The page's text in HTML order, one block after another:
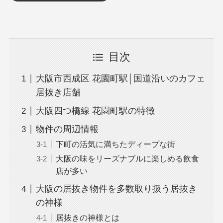
目次
大阪市西成区 花園町駅│国道沿いのカフェ
居抜き店舗
大阪四つ橋線 花園町駅の特徴
物件の周辺情報
下町の活気に満ちたディープな街
大阪の味をリーズナブルに楽しめる飲食
店が多い
大阪の居抜き物件を多数取り扱う居抜き
の神様
居抜きの神様とは